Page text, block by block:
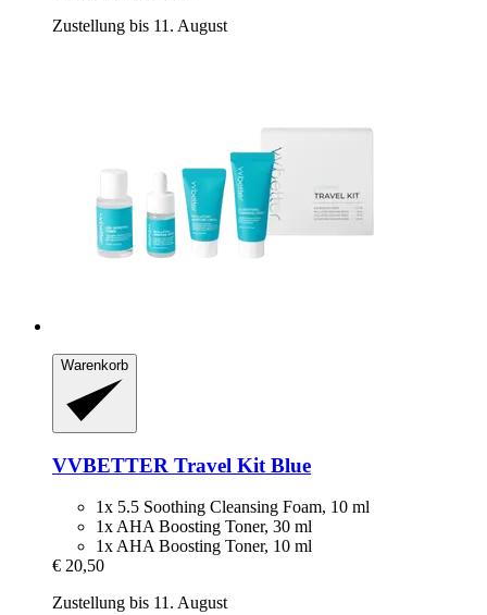
Zustellung bis 11. August
Warenkorb
VVBETTER Travel Kit Blue
1x 5.5 Soothing Cleansing Foam, 10 ml
1x AHA Boosting Toner, 30 ml
1x AHA Boosting Toner, 10 ml
€ 20,50
Zustellung bis 11. August